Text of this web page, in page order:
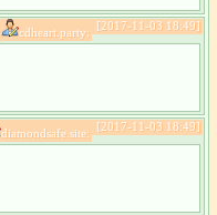
[2017-11-03 18:49]
cdheart.party:
[2017-11-03 18:49]
diamondsafe.site: